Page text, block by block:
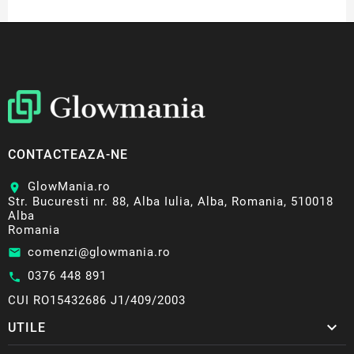
CONTACTEAZA-NE
location_on
GlowMania.ro
Str. Bucuresti nr. 88, Alba Iulia, Alba, Romania, 510018
Alba
Romania
email comenzi@glowmania.ro
call 0376 448 891
CUI RO15432686 J1/409/2003
UTILE 